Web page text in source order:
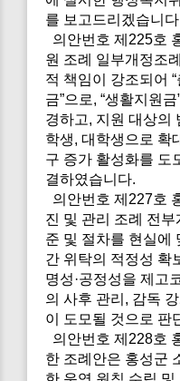
를 보고드리겠습니
의안번호 제225호
원 조례 일부개정조
적 책임이 강조되어
금”으로, “생활지원
경하고, 지원 대상의
학생, 대학생으로 확
구 증가 활성화를 도
결하였습니다.
의안번호 제227호
진 및 관리 조례 전부
준 및 절차를 현실에
간 위탁의 적정성 확
명성·공정성을 제고
의 사후 관리, 감독
이 도모될 것으로 판
의안번호 제228호
한 조례안은 홍성군